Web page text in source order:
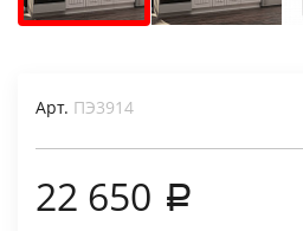
Арт. ПЭ3914
22 650